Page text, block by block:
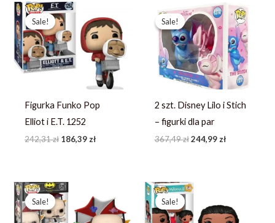
Sale!
Sale!
Figurka Funko Pop
Elliot i E.T. 1252
242,31zł
Pierwotna
cena
wynosiła:
242,31 zł.
186,39zł
cena
wynosi:
186,39 zł.
Sale!
Sale!
2 szt. Disney Lilo i Stich
– figurki dla par
367,49zł
Pierwotna
cena
wynosiła:
367,49 zł.
244,99zł
Aktualna
cena
wynosi:
244,99 zł.
Sale!
Sale!
Pierwotna
cena
wynosiła:
244,13 zł.
cena
wynosi:
187,79 zł.
Sale!
Sale!
Pierwotna
cena
wynosiła:
244,13 zł.
wynosi:
187,79 zł.